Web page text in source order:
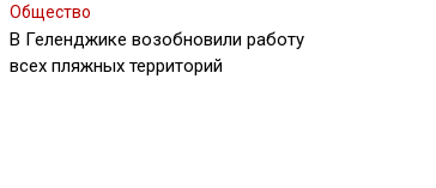
Общество
В Геленджике возобновили работу
всех пляжных территорий